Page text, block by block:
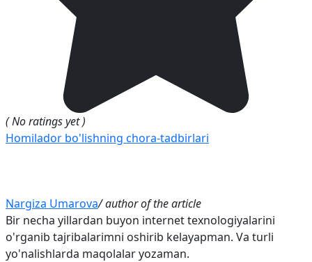
( No ratings yet )
Homilador bo'lishning chora-tadbirlari
Nargiza Umarova/ author of the article
Bir necha yillardan buyon internet texnologiyalarini
o'rganib tajribalarimni oshirib kelayapman. Va turli
yo'nalishlarda maqolalar yozaman.